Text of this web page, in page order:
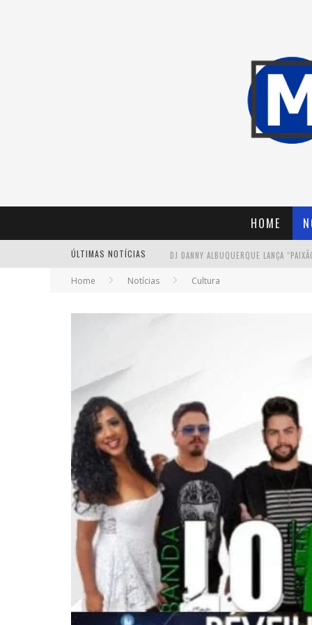
HOME
ÚLTIMAS NOTÍCIAS
Home Notícias Cultura